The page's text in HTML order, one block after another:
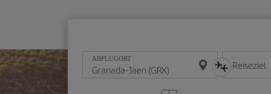
ABFLUGORT Reiseziel